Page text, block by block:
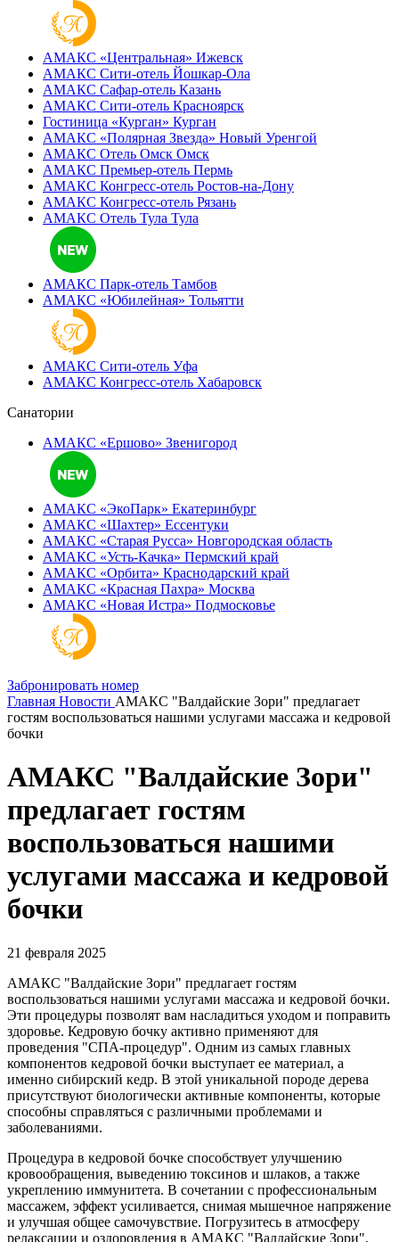
АМАКС «‎Центральная» Ижевск
АМАКС Сити-отель Йошкар-Ола
АМАКС Сафар-отель Казань
АМАКС Сити-отель Красноярск
Гостиница «‎Курган» Курган
АМАКС «Полярная Звезда» Новый Уренгой
АМАКС Отель ‎Омск Омск
АМАКС Премьер-отель Пермь
АМАКС Конгресс-отель Ростов-на-Дону
АМАКС Конгресс-отель Рязань
АМАКС Отель Тула Тула
АМАКС Парк-отель Тамбов
АМАКС «‎Юбилейная» Тольятти
АМАКС Сити-отель Уфа
АМАКС Конгресс-отель Хабаровск
Санатории
АМАКС «Ершово» Звенигород
АМАКС «ЭкоПарк» Екатеринбург
АМАКС «‎Шахтер» Ессентуки
АМАКС «‎Старая Русса» Новгородская область
АМАКС «‎Усть-Качка» Пермский край
АМАКС «‎Орбита» Краснодарский край
АМАКС «‎Красная Пахра» Москва
АМАКС «‎Новая Истра» Подмосковье
Забронировать номер
Главная Новости АМАКС "Валдайские Зори" предлагает
гостям воспользоваться нашими услугами массажа и кедровой
бочки
АМАКС "Валдайские Зори"
предлагает гостям
воспользоваться нашими
услугами массажа и кедровой
бочки
21 февраля 2025
АМАКС "Валдайские Зори" предлагает гостям
воспользоваться нашими услугами массажа и кедровой бочки.
Эти процедуры позволят вам насладиться уходом и поправить
здоровье. Кедровую бочку активно применяют для
проведения "СПА-процедур". Одним из самых главных
компонентов кедровой бочки выступает ее материал, а
именно сибирский кедр. В этой уникальной породе дерева
присутствуют биологически активные компоненты, которые
способны справляться с различными проблемами и
заболеваниями.
Процедура в кедровой бочке способствует улучшению
кровообращения, выведению токсинов и шлаков, а также
укреплению иммунитета. В сочетании с профессиональным
массажем, эффект усиливается, снимая мышечное напряжение
и улучшая общее самочувствие. Погрузитесь в атмосферу
релаксации и оздоровления в АМАКС "Валдайские Зори",